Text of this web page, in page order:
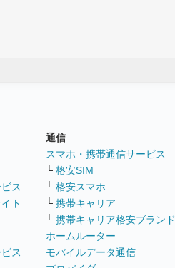
ス
ト
ス
通信
スマホ・携帯通信サービス
└ 格安SIM
└ 格安スマホ
└ 携帯キャリア
└ 携帯キャリア格安ブランド
ホームルーター
モバイルデータ通信